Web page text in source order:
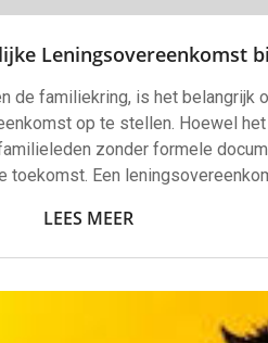
Leningsovereenkomst
de familiekring, is het belangrijk
op te stellen. Hoewel
zonder formele
toekomst. Een
LEES MEER